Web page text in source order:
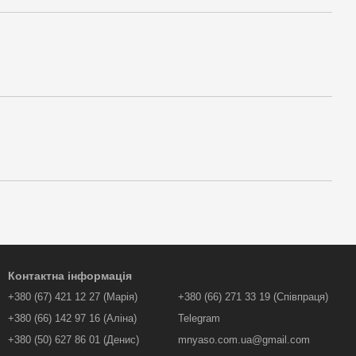
Контактна інформація
+380 (67) 421 12 27 (Марія)
+380 (66) 142 97 16 (Аліна)
+380 (50) 627 86 01 (Денис)
+380 (66) 271 33 19 (Співпраця)
Telegram
mnyaso.com.ua@gmail.com